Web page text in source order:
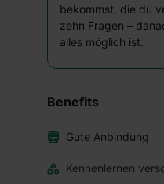
bekommst, die du
zehn Fragen –
alles möglich ist.
Benefits
Gute Anbindung
Kennenlernen